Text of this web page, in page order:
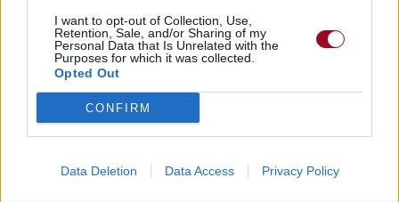
I want to opt-out of Collection, Use,
Retention, Sale, and/or Sharing of my
Personal Data that Is Unrelated with the
Purposes for which it was collected.
Opted Out
CONFIRM
Data Deletion Data Access Privacy Policy